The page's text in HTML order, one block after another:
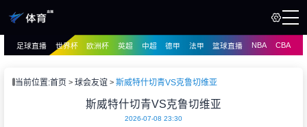
播
足球直播 世界杯 欧洲杯 英超 中超 德甲 法甲 篮球直播 NBA CBA
当前位置:首页 球会友谊 斯威特什切青VS克鲁切维亚
斯威特什切青VS克鲁切维亚
2026-07-08 23:30